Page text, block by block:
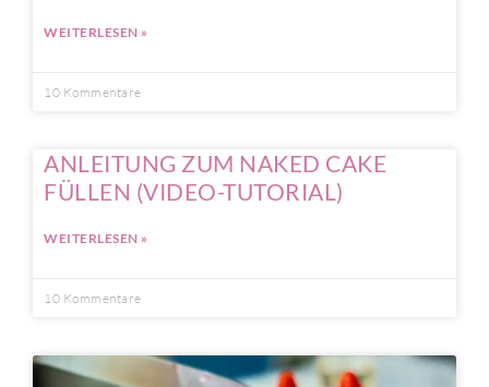
WEITERLESEN »
10 Kommentare
ANLEITUNG ZUM NAKED CAKE
FÜLLEN (VIDEO-TUTORIAL)
WEITERLESEN »
10 Kommentare